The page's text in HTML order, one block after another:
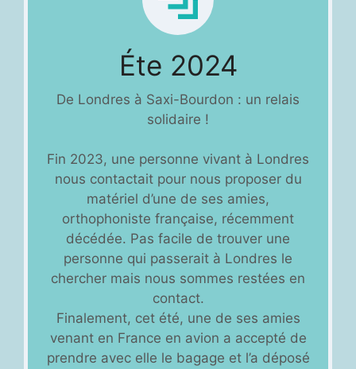
Éte 2024
De Londres à Saxi-Bourdon : un relais
solidaire !
Fin 2023, une personne vivant à Londres
nous contactait pour nous proposer du
matériel d’une de ses amies,
orthophoniste française, récemment
décédée. Pas facile de trouver une
personne qui passerait à Londres le
chercher mais nous sommes restées en
contact.
Finalement, cet été, une de ses amies
venant en France en avion a accepté de
prendre avec elle le bagage et l’a déposé